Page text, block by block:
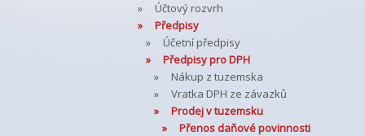
Účtový rozvrh
Předpisy
Účetní předpisy
Předpisy pro DPH
Nákup z tuzemska
Vratka DPH ze závazků
Prodej v tuzemsku
Přenos daňové povinnosti